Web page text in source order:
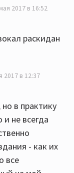
2017 в 16:52
раскидан
2017 в 12:37
в практику
не всегда
- как их
все